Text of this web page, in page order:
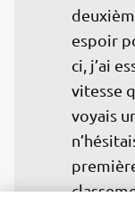
espoir
ci, j’ai
vitesse
voyais